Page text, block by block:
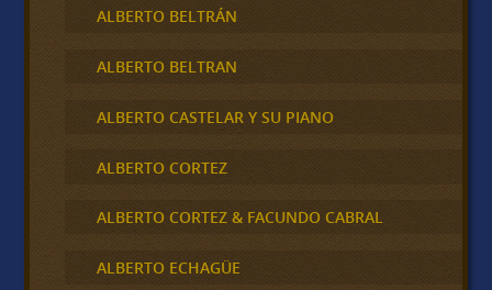
ALBERTO BELTRÁN
ALBERTO BELTRAN
ALBERTO CASTELAR Y SU PIANO
ALBERTO CORTEZ
ALBERTO CORTEZ & FACUNDO CABRAL
ALBERTO ECHAGÜE